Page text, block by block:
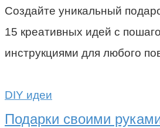
Создайте уникальный
15 креативных идей с
инструкциями для любого
DIY идеи
Подарки своими